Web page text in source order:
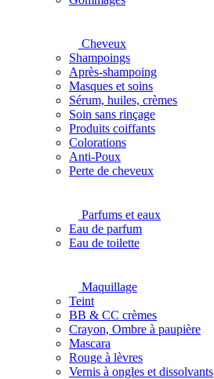
Cheveux
Shampoings
Après-shampoing
Masques et soins
Sérum, huiles, crèmes
Soin sans rinçage
Produits coiffants
Colorations
Anti-Poux
Perte de cheveux
Parfums et eaux
Eau de parfum
Eau de toilette
Maquillage
Teint
BB & CC crèmes
Crayon, Ombre à paupière
Mascara
Rouge à lèvres
Vernis à ongles et dissolvants